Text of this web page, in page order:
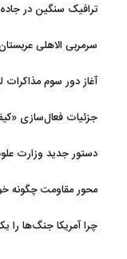
ترافیک سنگین در
سرمربی الاهلی
آغاز دور سوم مذاکرات
جزئیات فعال‌سازی
دستور جدید وزارت
محور مقاومت چگونه
چرا آمریکا جنگ‌ها را